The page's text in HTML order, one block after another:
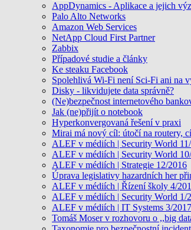
AppDynamics - Aplikace a jejich
Palo Alto Networks
Amazon Web Services
NetApp Cloud First Partner
Zabbix
Případové studie a články
Ke steaku Facebook
Spolehlivá Wi-Fi není Sci-Fi ani na
Disky - likvidujete data správně?
(Ne)bezpečnost internetového
Jak (ne)přijít o notebook
Hyperkonvergovaná řešení v praxi
Mirai má nový cíl: útočí na routery,
ALEF v médiích | Security World
ALEF v médiích | Security World
ALEF v médiích | Strategie 12/2016
Úprava legislativy hazardních her
ALEF v médiích | Řízení školy 4/
ALEF v médiích | Security World 1/
ALEF v médiích | IT Systems 3/2017
Tomáš Moser v rozhovoru o ,,big